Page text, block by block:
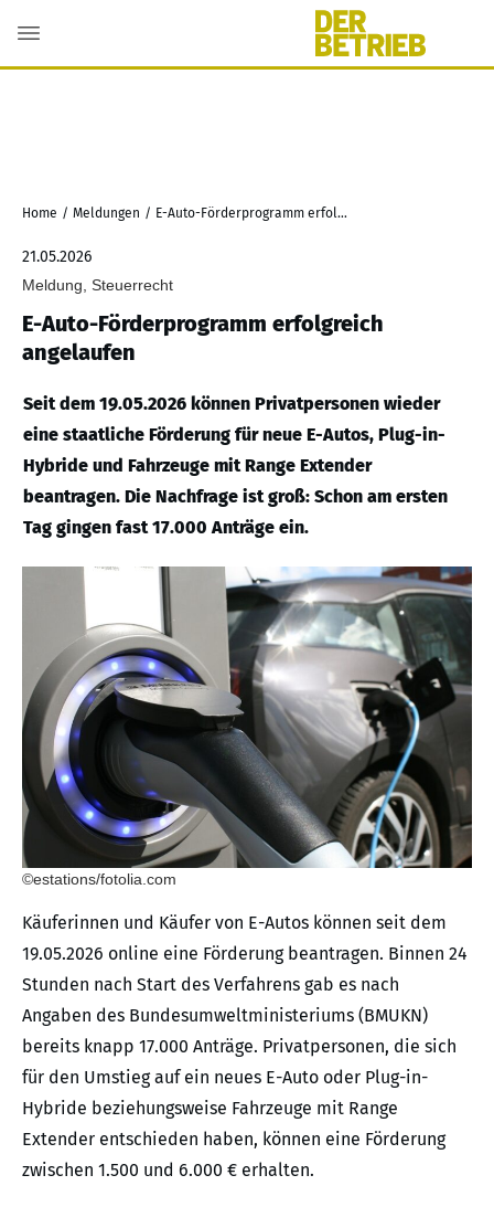
Home / Meldungen / E-Auto-Förderprogramm erfolgreich angelaufen
21.05.2026
Meldung, Steuerrecht
E-Auto-Förderprogramm erfolgreich
angelaufen
Seit dem 19.05.2026 können Privatpersonen wieder
eine staatliche Förderung für neue E-Autos, Plug-in-
Hybride und Fahrzeuge mit Range Extender
beantragen. Die Nachfrage ist groß: Schon am ersten
Tag gingen fast 17.000 Anträge ein.
©estations/fotolia.com
Käuferinnen und Käufer von E-Autos können seit dem
19.05.2026 online eine Förderung beantragen. Binnen 24
Stunden nach Start des Verfahrens gab es nach
Angaben des Bundesumweltministeriums (BMUKN)
bereits knapp 17.000 Anträge. Privatpersonen, die sich
für den Umstieg auf ein neues E-Auto oder Plug-in-
Hybride beziehungsweise Fahrzeuge mit Range
Extender entschieden haben, können eine Förderung
zwischen 1.500 und 6.000 € erhalten.